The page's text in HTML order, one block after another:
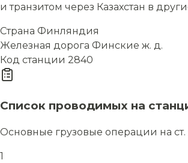
и транзитом через Казахстан в
Страна Финляндия
Железная дорога Финские ж. д.
Код станции 2840
Список проводимых на
Основные грузовые операции на ст.
1